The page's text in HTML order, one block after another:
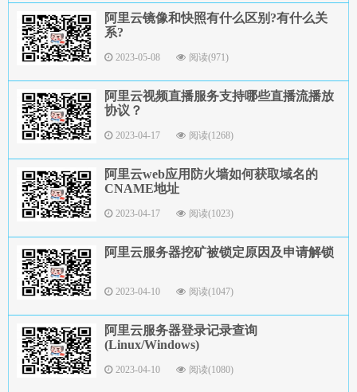
阿里云镜像和快照有什么区别?有什么关
系?
2023-05-08 阅读(971)
阿里云视频直播服务支持哪些直播流播放
协议？
2023-04-17 阅读(1268)
阿里云web应用防火墙如何获取域名的
CNAME地址
2023-04-17 阅读(1023)
阿里云服务器挖矿被锁定原因及申请解锁
2023-04-10 阅读(1047)
阿里云服务器登录记录查询
(Linux/Windows)
2023-04-10 阅读(1080)